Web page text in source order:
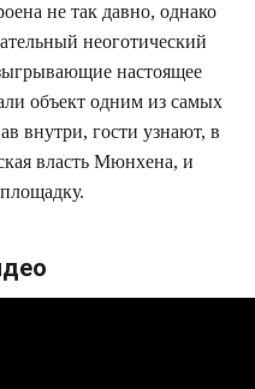
не так давно, однако
неоготический
настоящее
объект одним из самых
внутри, гости узнают, в
власть Мюнхена, и